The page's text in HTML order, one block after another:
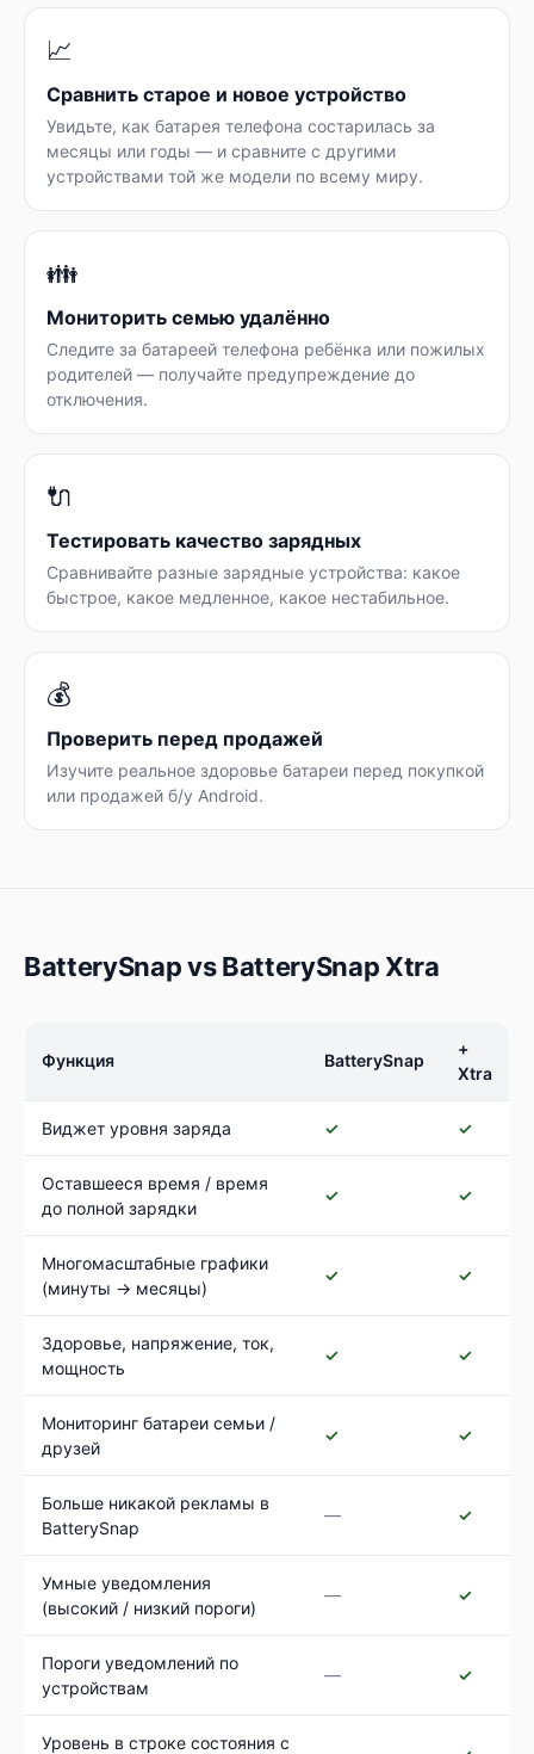
📈
Сравнить старое и новое устройство
Увидьте, как батарея телефона состарилась за
месяцы или годы — и сравните с другими
устройствами той же модели по всему миру.
👪
Мониторить семью удалённо
Следите за батареей телефона ребёнка или пожилых
родителей — получайте предупреждение до
отключения.
🔌
Тестировать качество зарядных
Сравнивайте разные зарядные устройства: какое
быстрое, какое медленное, какое нестабильное.
💰
Проверить перед продажей
Изучите реальное здоровье батареи перед покупкой
или продажей б/у Android.
BatterySnap vs BatterySnap Xtra
Функция BatterySnap
+
Xtra
Виджет уровня заряда ✓ ✓
Оставшееся время / время
до полной зарядки
✓ ✓
Многомасштабные графики
(минуты → месяцы)
✓ ✓
Здоровье, напряжение, ток,
мощность
✓ ✓
Мониторинг батареи семьи /
друзей
✓ ✓
Больше никакой рекламы в
BatterySnap
— ✓
Умные уведомления
(высокий / низкий пороги)
— ✓
Пороги уведомлений по
устройствам
— ✓
Уровень в строке состояния с